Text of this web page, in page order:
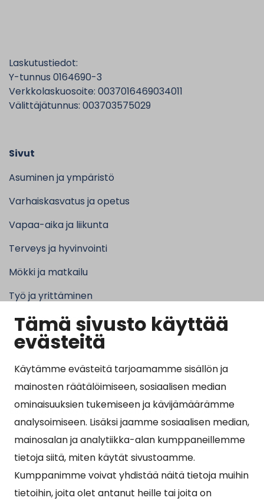
Tämä sivusto käyttää
evästeitä
Käytämme evästeitä tarjoamamme sisällön ja
mainosten räätälöimiseen, sosiaalisen median
ominaisuuksien tukemiseen ja kävijämäärämme
analysoimiseen. Lisäksi jaamme sosiaalisen median,
mainosalan ja analytiikka-alan kumppaneillemme
tietoja siitä, miten käytät sivustoamme.
Kumppanimme voivat yhdistää näitä tietoja muihin
tietoihin, joita olet antanut heille tai joita on
Laskutustiedot:
Y-tunnus 0164690-3
Verkkolaskuosoite: 0037016469034011
Välittäjätunnus: 003703575029
Sivut
Asuminen ja ympäristö
Varhaiskasvatus ja opetus
Vapaa-aika ja liikunta
Terveys ja hyvinvointi
Mökki ja matkailu
Työ ja yrittäminen
Kunta ja hallinto
Suosituimmat sivut
Esityslistat, pöytäkirjat, viranhaltijapäätökset ja
kuulutukset
Tietoa ja ohjeistusta koronavirukseen liittyen
Asiointipiste
Sähköinen asiointi